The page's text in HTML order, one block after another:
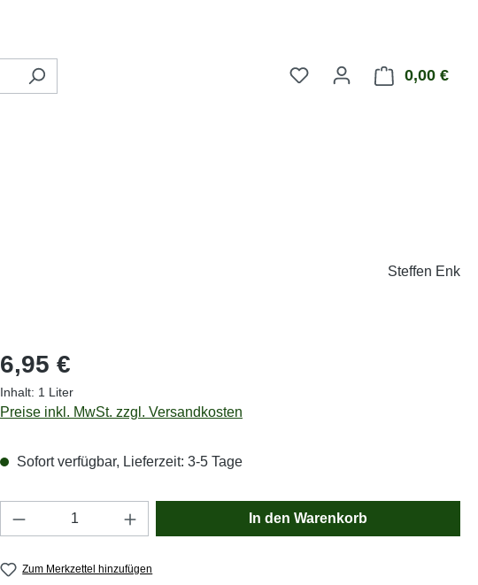
0,00 €
Steffen Enk
Regulärer Preis:
6,95 €
Inhalt: 1 Liter
Preise inkl. MwSt. zzgl. Versandkosten
Sofort verfügbar, Lieferzeit: 3-5 Tage
Produkt Anzahl: Gib den gewünschten Wert ein
In den Warenkorb
Zum Merkzettel hinzufügen